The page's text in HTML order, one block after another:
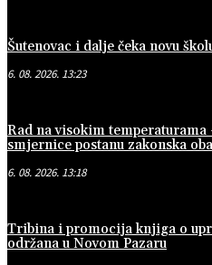
Šutenovac i dalje čeka novu
6. 08. 2026. 13:23
Rad na visokim
smjernice postanu zakonska
6. 08. 2026. 13:18
Tribina i promocija knjiga o
održana u Novom Pazaru